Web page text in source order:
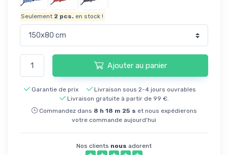
Seulement 2 pcs. en stock !
Ajouter au panier
Garantie de prix
Livraison sous 2-4 jours ouvrables
Livraison gratuite à partir de 99 €.
Commandez dans 8 h 18 m 24 s et nous expédierons
votre commande aujourd'hui
Nos clients nous adorent